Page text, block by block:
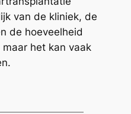
van de kliniek, de
de hoeveelheid
het kan vaak